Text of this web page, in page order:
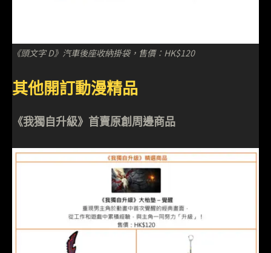
《頭文字 D》汽車後座收納掛袋，售價：HK$120
其他開訂動漫精品
《我獨自升級》首賣原創周邊商品